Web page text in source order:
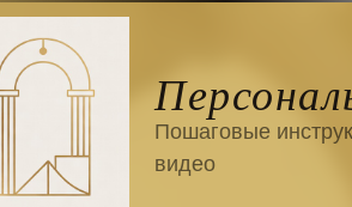
Пошаговые
видео